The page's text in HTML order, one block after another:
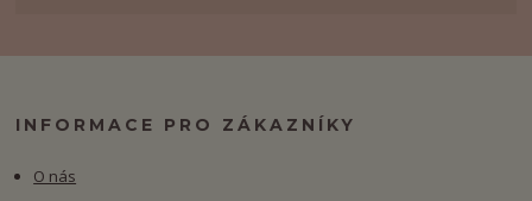
INFORMACE PRO ZÁKAZNÍKY
O nás